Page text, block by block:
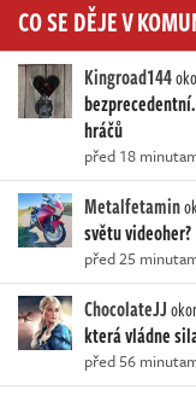
CO SE DĚJE V
Kingroad144
hráčů
před 18
Metalfetamin
světu videoher?
před 25
ChocolateJJ
která vládne
před 56